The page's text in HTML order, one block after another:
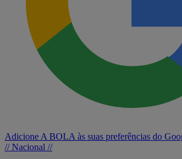
Adicione A BOLA às suas preferências do
// Nacional //